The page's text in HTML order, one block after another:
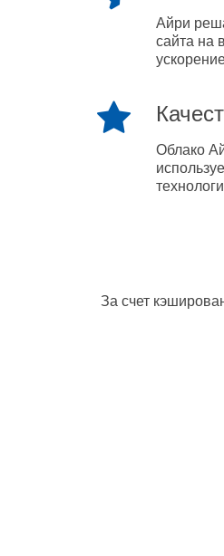
Айри
сайта на
Облако
За счет